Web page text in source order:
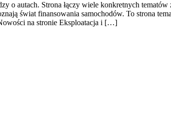
o autach. Strona łączy wiele konkretnych
świat finansowania samochodów. To strona
na stronie Eksploatacja i […]